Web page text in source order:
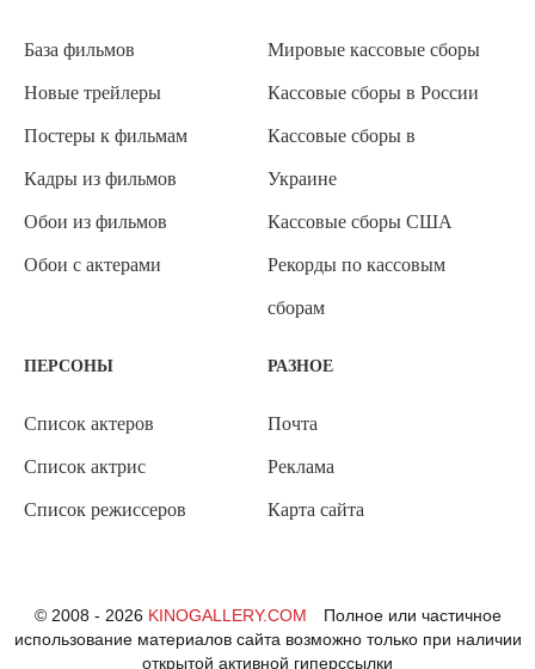
База фильмов
Новые трейлеры
Постеры к фильмам
Кадры из фильмов
Обои из фильмов
Обои с актерами
Мировые кассовые сборы
Кассовые сборы в России
Кассовые сборы в
Украине
Кассовые сборы США
Рекорды по кассовым
сборам
ПЕРСОНЫ
Список актеров
Список актрис
Список режиссеров
РАЗНОЕ
Почта
Реклама
Карта сайта
© 2008 - 2026 KINOGALLERY.COM
Полное или частичное
использование материалов сайта возможно только при наличии
открытой активной гиперссылки